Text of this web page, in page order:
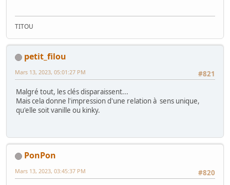
TITOU
petit_filou
#821
Mars 13, 2023, 05:01:27 PM
Malgré tout, les clés disparaissent...
Mais cela donne l'impression d'une relation à sens unique,
qu'elle soit vanille ou kinky.
PonPon
#820
Mars 13, 2023, 03:45:37 PM